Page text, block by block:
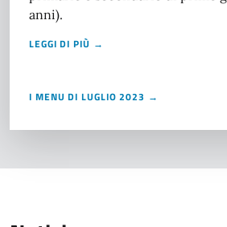
anni).
LEGGI DI PIÙ →
I MENU DI LUGLIO 2023 →